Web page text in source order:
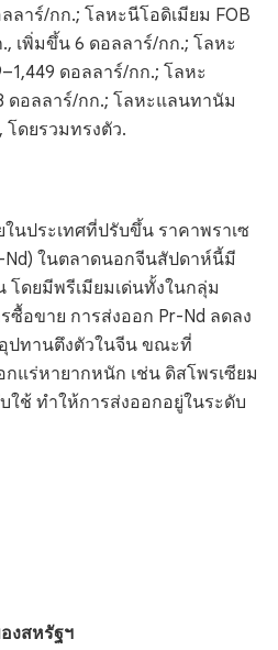
ลาร์/กก.; โลหะนีโอดิเมียม FOB
เพิ่มขึ้น 6 ดอลลาร์/กก.; โลหะ
ดอลลาร์/กก.; โลหะ
ดอลลาร์/กก.; โลหะแลนทานัม
โดยรวมทรงตัว.
นประเทศที่ปรับขึ้น ราคาพราเซ
Nd) ในตลาดนอกจีนสัปดาห์นี้มี
ดยมีพรีเมียมเด่นทั้งในกลุ่ม
อขาย การส่งออก Pr-Nd ลดลง
ปทานตึงตัวในจีน ขณะที่
แร่หายากหนัก เช่น ดิสโพรเซียม
ใช้ ทำให้การส่งออกอยู่ในระดับ
งสหรัฐฯ